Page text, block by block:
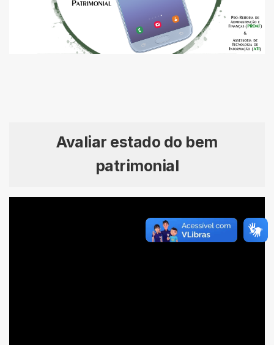
Avaliar estado do bem
patrimonial